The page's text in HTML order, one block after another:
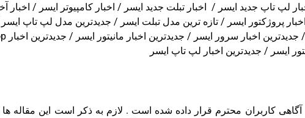
لپ تاپ جدید ایسر / اخبار تبلت جدید ایسر / اخبار کامپیوتر ایسر / اخبار
پروژکتور ایسر / تازه ترین مدل تبلت ایسر / جدیدترین مدل لپ تاپ
ایسر / جدیدترین اخبار لپ تاپ ایسر
کاربران محترم قرار داده شده است . لازم به ذکر است این مقاله